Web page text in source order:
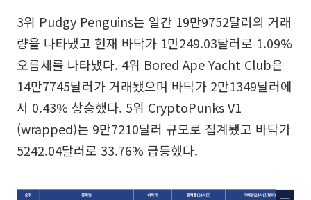
3위 Pudgy Penguins는 일간 19만9752달러의 거래
량을 나타냈고 현재 바닥가 1만249.03달러로 1.09%
오름세를 나타냈다. 4위 Bored Ape Yacht Club은
14만7745달러가 거래됐으며 바닥가 2만1349달러에
서 0.43% 상승했다. 5위 CryptoPunks V1
(wrapped)는 9만7210달러 규모로 집계됐고 바닥가
5242.04달러로 33.76% 급등했다.